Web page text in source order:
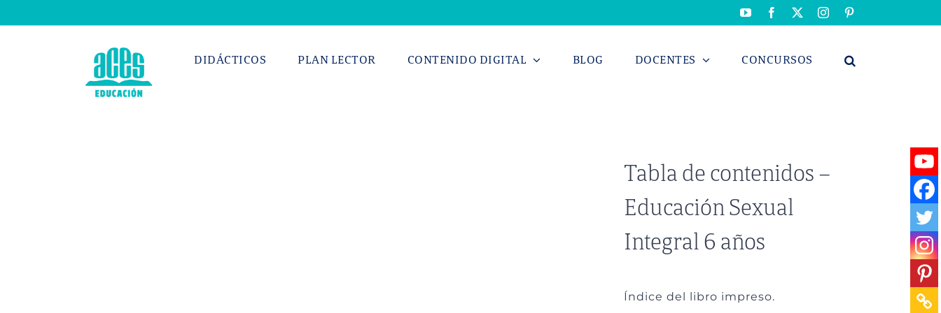
al
YouTubeFacebook Instagram
DIDÁCTICOS PLAN LECTOR CONTENIDO DIGITAL BLOG DOCENTES CONCURSOS
Tabla de contenidos –
Educación Sexual
Integral 6 años
Índice del libro impreso.